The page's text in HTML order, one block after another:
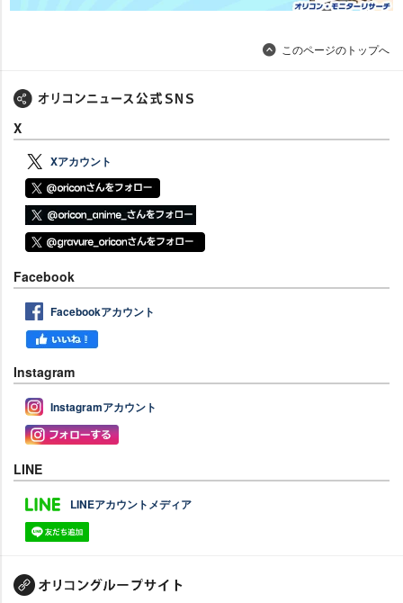
このページのトップへ
X
Xアカウント
Facebook
Facebookアカウント
Instagram
Instagramアカウント
LINE
LINEアカウントメディア